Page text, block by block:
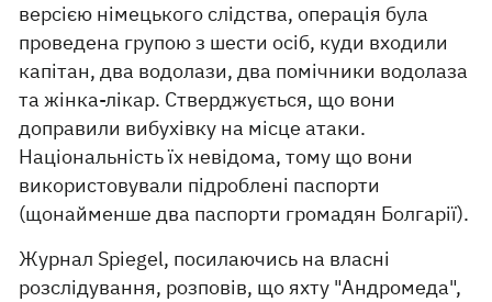
версією німецького слідства, операція була
проведена групою з шести осіб, куди входили
капітан, два водолази, два помічники водолаза
та жінка-лікар. Стверджується, що вони
доправили вибухівку на місце атаки.
Національність їх невідома, тому що вони
використовували підроблені паспорти
(щонайменше два паспорти громадян Болгарії).
Журнал Spiegel, посилаючись на власні
розслідування, розповів, що яхту "Андромеда",